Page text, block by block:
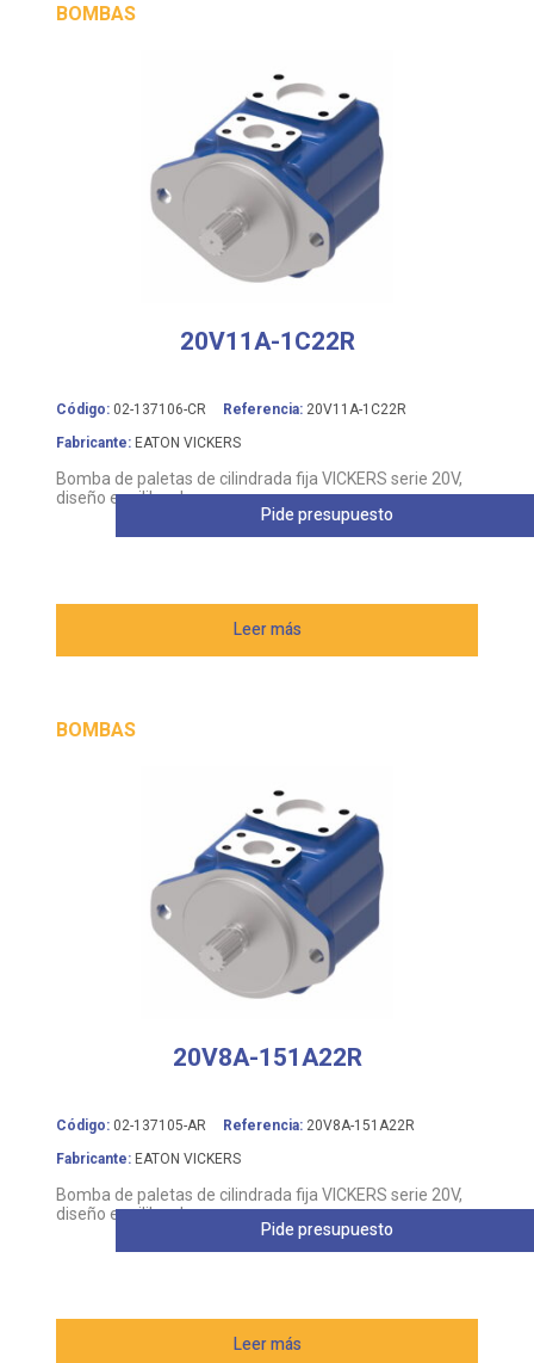
BOMBAS
20V11A-1C22R
Código: 02-137106-CR Referencia: 20V11A-1C22R
Fabricante: EATON VICKERS
Bomba de paletas de cilindrada fija VICKERS serie 20V,
diseño equilibrado
Leer más
Pide presupuesto
BOMBAS
20V8A-151A22R
Código: 02-137105-AR Referencia: 20V8A-151A22R
Fabricante: EATON VICKERS
Bomba de paletas de cilindrada fija VICKERS serie 20V,
diseño equilibrado
Leer más
Pide presupuesto